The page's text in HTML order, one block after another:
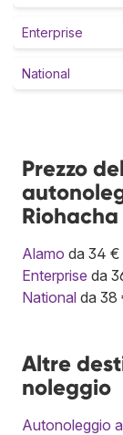
Enterprise
National
Prezzo
Riohacha
Alamo da 34
Enterprise da
National da 38
Altre
noleggio
Autonoleggio